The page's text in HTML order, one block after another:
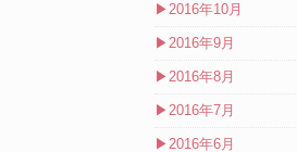
▶2016年10月
▶2016年9月
▶2016年8月
▶2016年7月
▶2016年6月